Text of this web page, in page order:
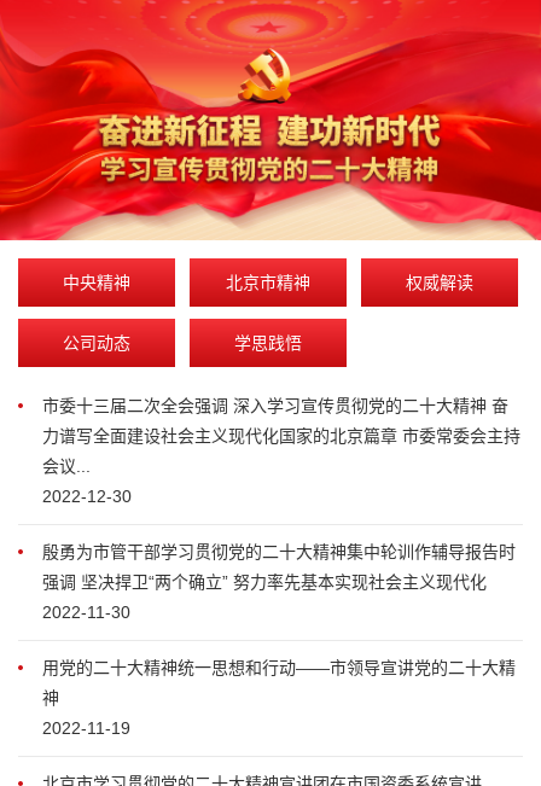
中央精神 北京市精神 权威解读
公司动态 学思践悟
市委十三届二次全会强调 深入学习宣传贯彻党的二十大精神 奋
力谱写全面建设社会主义现代化国家的北京篇章 市委常委会主持
会议...
2022-12-30
殷勇为市管干部学习贯彻党的二十大精神集中轮训作辅导报告时
强调 坚决捍卫“两个确立” 努力率先基本实现社会主义现代化
2022-11-30
用党的二十大精神统一思想和行动——市领导宣讲党的二十大精
神
2022-11-19